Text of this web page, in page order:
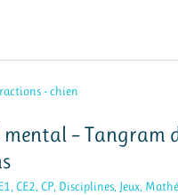
mental – Tangram
, CE2, CP, Disciplines, Jeux,